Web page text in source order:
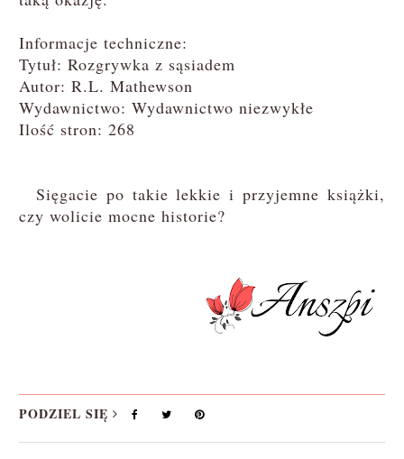
Informacje techniczne:
Tytuł: Rozgrywka z sąsiadem
Autor: R.L. Mathewson
Wydawnictwo: Wydawnictwo niezwykłe
Ilość stron: 268
Sięgacie po takie lekkie i przyjemne książki,
czy wolicie mocne historie?
PODZIEL SIĘ